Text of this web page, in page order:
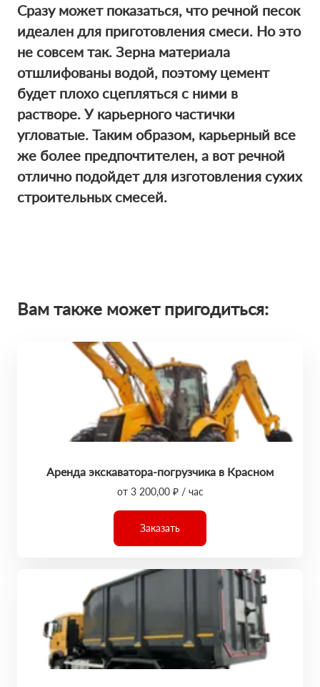
Сразу может показаться, что речной песок
идеален для приготовления смеси. Но это
не совсем так. Зерна материала
отшлифованы водой, поэтому цемент
будет плохо сцепляться с ними в
растворе. У карьерного частички
угловатые. Таким образом, карьерный все
же более предпочтителен, а вот речной
отлично подойдет для изготовления сухих
строительных смесей.
Вам также может пригодиться:
Аренда экскаватора-погрузчика в Красном
от 3 200,00 ₽ / час
Заказать